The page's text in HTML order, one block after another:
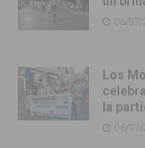
06/07/
Los
la
06/07/